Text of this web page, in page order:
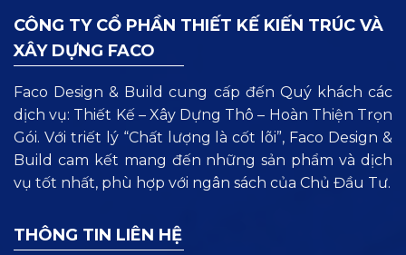
CÔNG TY CỔ PHẦN THIẾT KẾ KIẾN TRÚC VÀ
XÂY DỰNG FACO
Faco Design & Build cung cấp đến Quý khách các
dịch vụ: Thiết Kế – Xây Dựng Thô – Hoàn Thiện Trọn
Gói. Với triết lý “Chất lượng là cốt lõi”, Faco Design &
Build cam kết mang đến những sản phẩm và dịch
vụ tốt nhất, phù hợp với ngân sách của Chủ Đầu Tư.
THÔNG TIN LIÊN HỆ